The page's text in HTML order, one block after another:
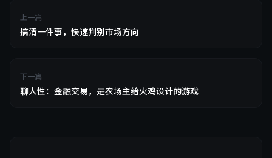
上一篇
搞清一件事，快速判别市场方向
下一篇
聊人性：金融交易，是农场主给火鸡设计的游戏